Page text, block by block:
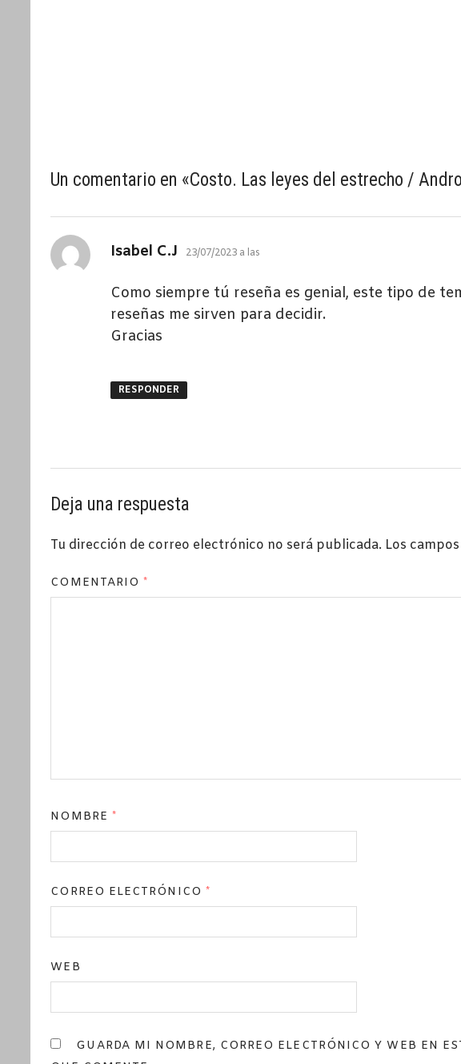
Un comentario en «Costo. Las leyes del estrecho /
Isabel C.J dice:
23/07/2023 a las
Como siempre tú reseña es genial, este tipo de
reseñas me sirven para decidir.
Gracias
RESPONDER
Deja una respuesta
Tu dirección de correo electrónico no será publicada. Los
COMENTARIO*
NOMBRE *
CORREO ELECTRÓNICO *
WEB
GUARDA MI NOMBRE, CORREO ELECTRÓNICO Y WEB EN